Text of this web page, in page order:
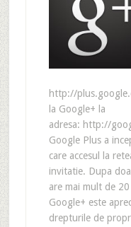
http://
la Google+ la
adresa: http://
Google Plus a
care accesul la
invitatie. Dupa
are mai mult de
Google+ este
drepturile de